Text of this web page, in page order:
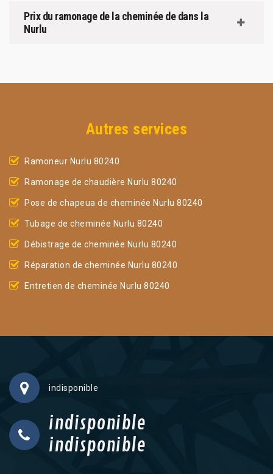
Prix du ramonage de la cheminée de dans la
Nurlu
Autres services
Ramoneur Nurlu 80240
Ramonage de chaudière Nurlu 80240
Pose de chapeua de cheminée Nurlu 80240
Tubage de cheminée Nurlu 80240
Débistrage de cheminée Nurlu 80240
Réparation de cheminée Nurlu 80240
Entretien de cheminée Nurlu 80240
indisponible
indisponible
indisponible